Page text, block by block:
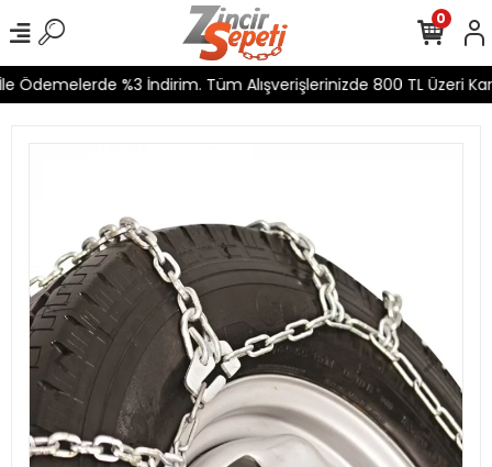
Ödemelerde %3 İndirim. Tüm Alışverişlerinizde 800 TL Üzeri
0